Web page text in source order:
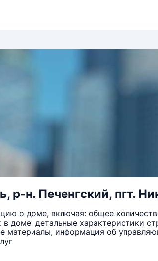
р-н. Печенгский, пгт.
о доме, включая: общее
доме, детальные характеристики
материалы, информация об